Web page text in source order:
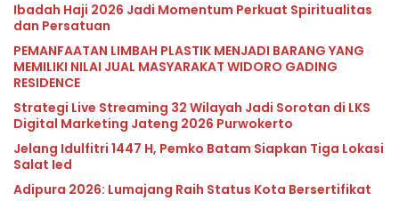
Ibadah Haji 2026 Jadi Momentum Perkuat Spiritualitas
dan Persatuan
PEMANFAATAN LIMBAH PLASTIK MENJADI BARANG YANG
MEMILIKI NILAI JUAL MASYARAKAT WIDORO GADING
RESIDENCE
Strategi Live Streaming 32 Wilayah Jadi Sorotan di LKS
Digital Marketing Jateng 2026 Purwokerto
Jelang Idulfitri 1447 H, Pemko Batam Siapkan Tiga Lokasi
Salat Ied
Adipura 2026: Lumajang Raih Status Kota Bersertifikat